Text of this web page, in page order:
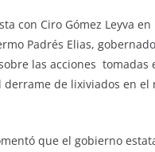
con Ciro Gómez Leyva en
Padrés Elias,
las acciones tomadas
derrame de lixiviados en el
que el gobierno